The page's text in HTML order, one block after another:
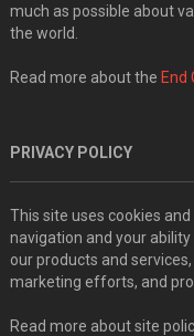
much as possible about
the world.
Read more about the End
PRIVACY POLICY
This site uses cookies
navigation and your
our products and
marketing efforts, and
Read more about site